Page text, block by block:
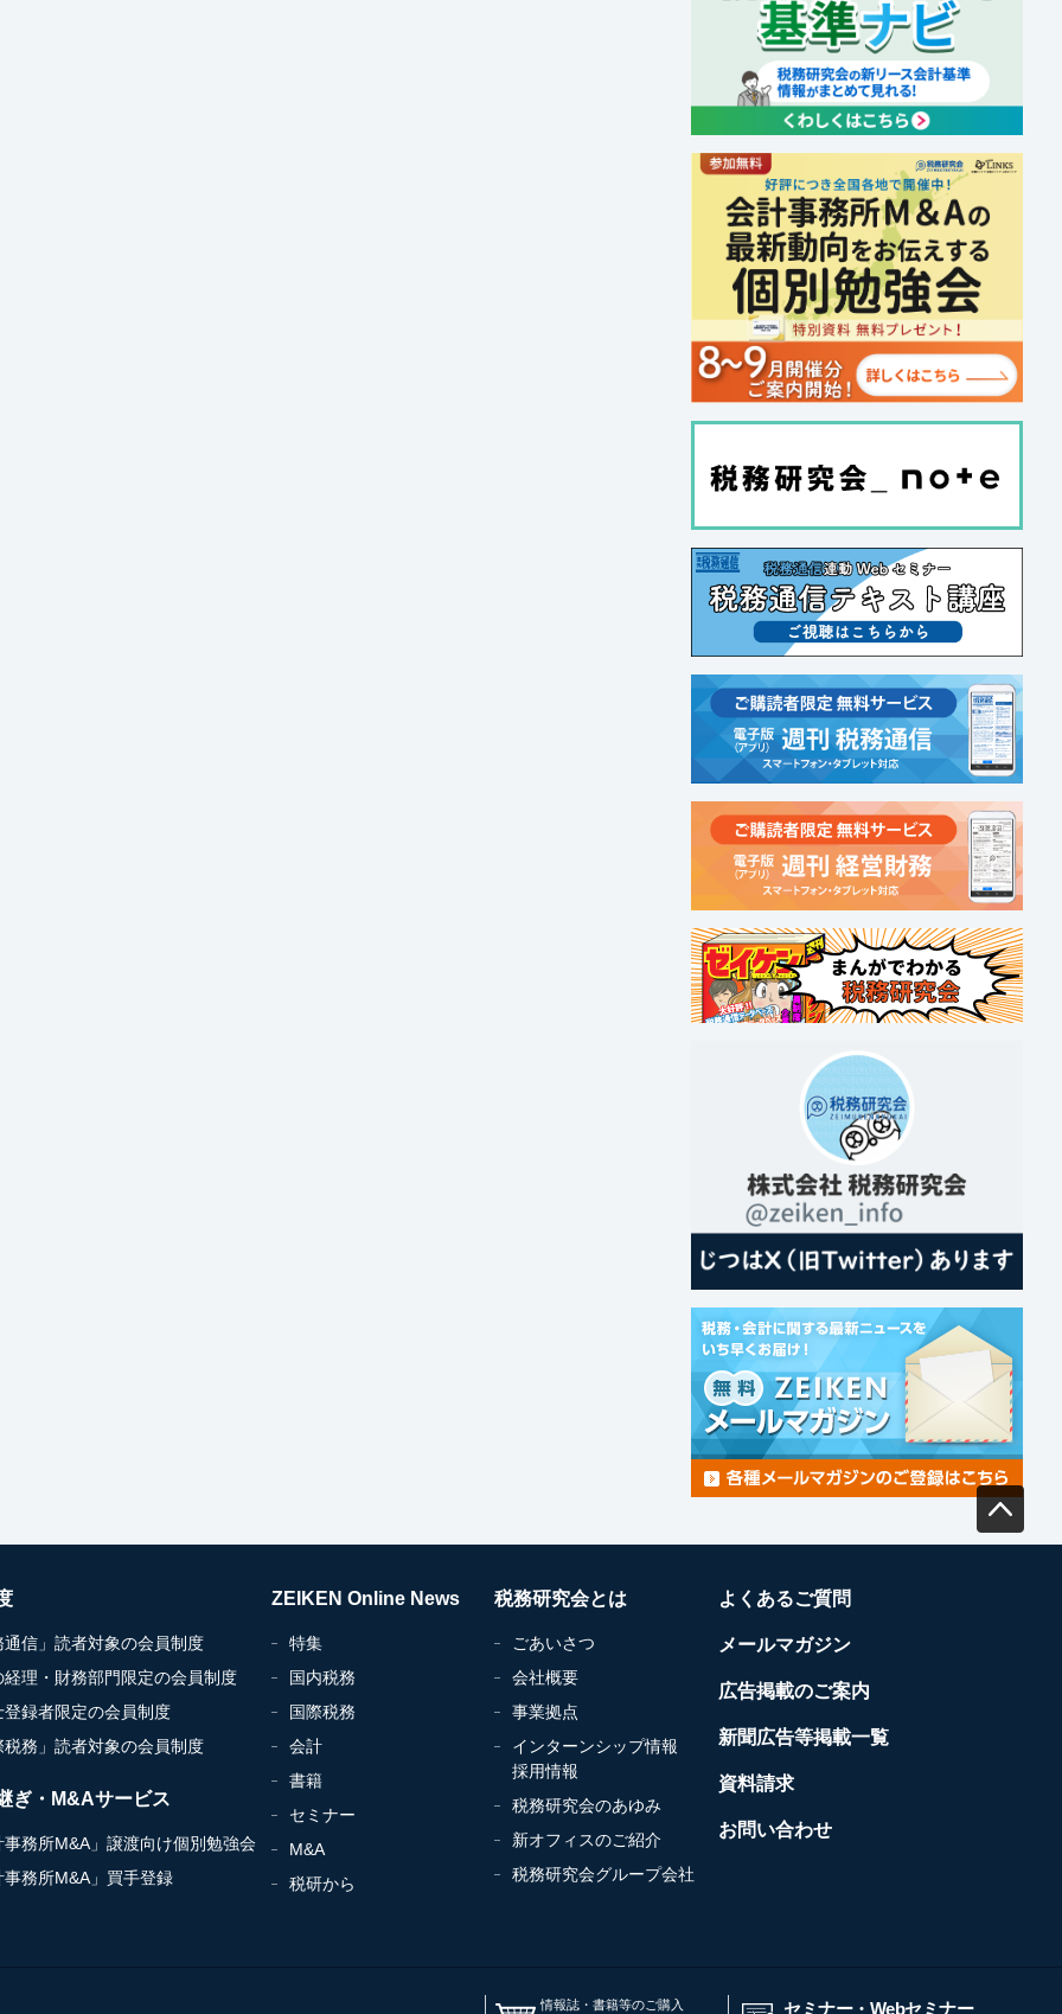
通信」読者対象の会員制度
経理・財務部門限定の会員制度
登録者限定の会員制度
税務」読者対象の会員制度
ぎ・M&Aサービス
事務所M&A」譲渡向け個別勉強会
事務所M&A」買手登録
ZEIKEN Online News
特集
国内税務
国際税務
会計
書籍
セミナー
M&A
税研から
税務研究会とは
ごあいさつ
会社概要
事業拠点
インターンシップ情報
採用情報
税務研究会のあゆみ
新オフィスのご紹介
税務研究会グループ会社
よくあるご質問
メールマガジン
広告掲載のご案内
新聞広告等掲載一覧
資料請求
お問い合わせ
情報誌・書籍等のご購入 セミナー・Webセミナー